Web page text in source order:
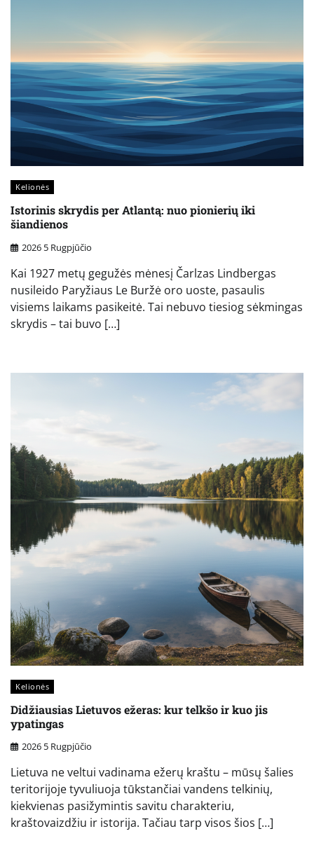
Kelionės
Istorinis skrydis per Atlantą: nuo pionierių iki
šiandienos
2026 5 Rugpjūčio
Kai 1927 metų gegužės mėnesį Čarlzas Lindbergas
nusileido Paryžiaus Le Buržė oro uoste, pasaulis
visiems laikams pasikeitė. Tai nebuvo tiesiog sėkmingas
skrydis – tai buvo […]
Kelionės
Didžiausias Lietuvos ežeras: kur telkšo ir kuo jis
ypatingas
2026 5 Rugpjūčio
Lietuva ne veltui vadinama ežerų kraštu – mūsų šalies
teritorijoje tyvuliuoja tūkstančiai vandens telkinių,
kiekvienas pasižymintis savitu charakteriu,
kraštovaizdžiu ir istorija. Tačiau tarp visos šios […]